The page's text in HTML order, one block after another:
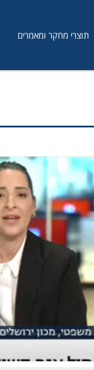
תוצרי מחקר ומאמרים